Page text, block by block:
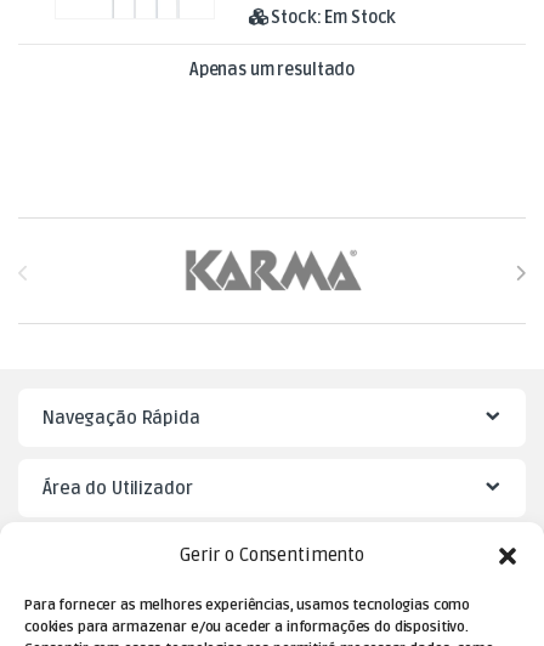
Gerir o Consentimento
Para fornecer as melhores experiências, usamos tecnologias como
cookies para armazenar e/ou aceder a informações do dispositivo.
Stock: Em Stock
Apenas um resultado
Navegação Rápida
Área do Utilizador